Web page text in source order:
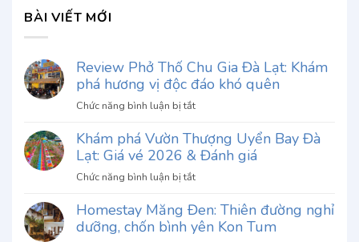
BÀI VIẾT MỚI
Review Phở Thố Chu Gia Đà Lạt: Khám
phá hương vị độc đáo khó quên
Chức năng bình luận bị tắtở
Phở
Thố
Gia
Lạt:
Khám
Khám phá Vườn Thượng Uyển Bay Đà
Lạt: Giá vé 2026 & Đánh giá
Chức năng bình luận bị tắtở
phá
Vườn
Homestay Măng Đen: Thiên đường nghỉ
dưỡng, chốn bình yên Kon Tum